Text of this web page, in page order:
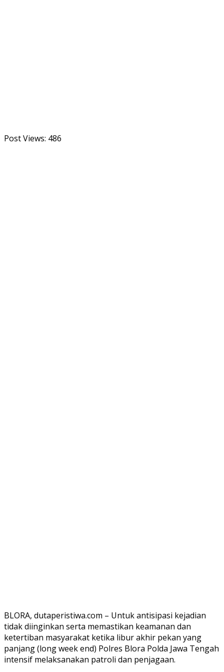
Post Views: 486
BLORA, dutaperistiwa.com – Untuk antisipasi kejadian
tidak diinginkan serta memastikan keamanan dan
ketertiban masyarakat ketika libur akhir pekan yang
panjang (long week end) Polres Blora Polda Jawa Tengah
intensif melaksanakan patroli dan penjagaan.